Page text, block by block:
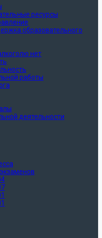
ресурсы
образовательного
нет
работы
деятельности